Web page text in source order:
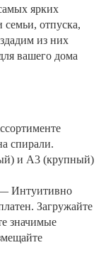
ярких
отпуска,
из них
вашего дома
спирали.
и А3 (крупный)
Интуитивно
Загружайте
значимые